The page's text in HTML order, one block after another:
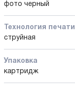
фото черный
Технология печати
струйная
Упаковка
картридж